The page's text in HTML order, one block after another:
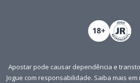
Apostar pode causar dependência e
Jogue com responsabilidade. Saiba mais